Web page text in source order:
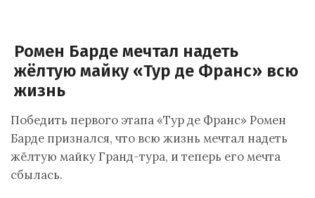
Ромен Барде мечтал надеть
жёлтую майку «Тур де Франс» всю
жизнь
Победить первого этапа «Тур де Франс» Ромен
Барде признался, что всю жизнь мечтал надеть
жёлтую майку Гранд-тура, и теперь его мечта
сбылась.